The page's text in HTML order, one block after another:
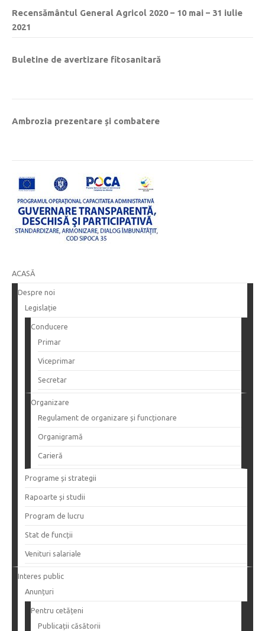
Recensământul General Agricol 2020 – 10 mai – 31 iulie
2021
Buletine de avertizare fitosanitară
Ambrozia prezentare și combatere
ACASĂ
Despre noi
Legislație
Conducere
Primar
Viceprimar
Secretar
Organizare
Regulament de organizare și funcționare
Organigramă
Carieră
Programe și strategii
Rapoarte și studii
Program de lucru
Stat de funcții
Venituri salariale
Interes public
Anunțuri
Pentru cetățeni
Publicații căsătorii